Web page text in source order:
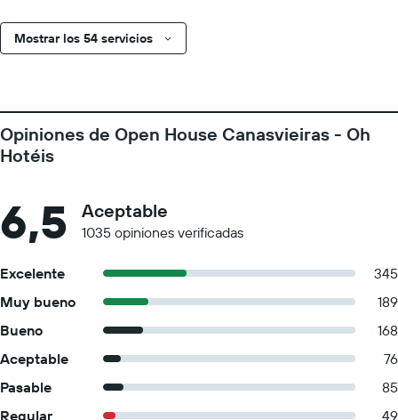
Mostrar los 54 servicios
Opiniones de Open House Canasvieiras - Oh
Hotéis
6,5 Aceptable
1035 opiniones verificadas
Excelente
345
Muy bueno
189
Bueno
168
Aceptable
76
Pasable
85
Regular
49